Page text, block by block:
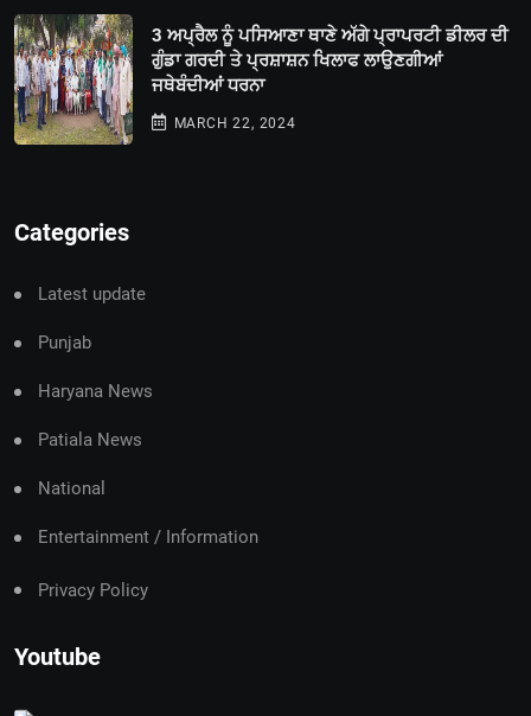
3 ਅਪ੍ਰੈਲ ਨੂੰ ਪਸਿਆਣਾ ਥਾਣੇ ਅੱਗੇ ਪ੍ਰਾਪਰਟੀ ਡੀਲਰ ਦੀ
ਗੁੰਡਾ ਗਰਦੀ ਤੇ ਪ੍ਰਸ਼ਾਸ਼ਨ ਖਿਲਾਫ ਲਾਉਣਗੀਆਂ
ਜਥੇਬੰਦੀਆਂ ਧਰਨਾ
MARCH 22, 2024
Categories
Latest update
Punjab
Haryana News
Patiala News
National
Entertainment / Information
Privacy Policy
Youtube